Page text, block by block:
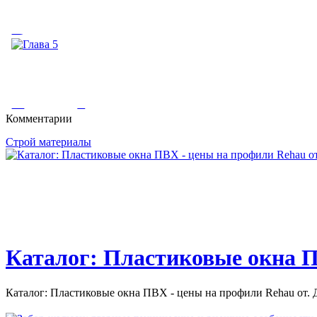
Вред натяжных потолков
Глава 5
Глава 5. Освещение. Значение освещения для передачи цвета
Комментарии
Строй материалы
Каталог: Пластиковые окна
Каталог: Пластиковые окна ПВХ - цены на профили Rehau от.